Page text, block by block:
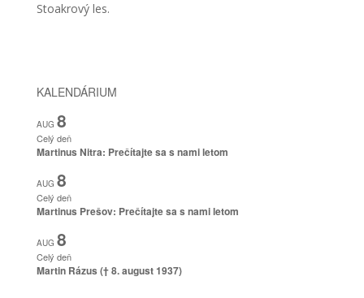
Stoakrový les.
KALENDÁRIUM
AUG 8
Celý deň
Martinus Nitra: Prečítajte sa s nami letom
AUG 8
Celý deň
Martinus Prešov: Prečítajte sa s nami letom
AUG 8
Celý deň
Martin Rázus († 8. august 1937)